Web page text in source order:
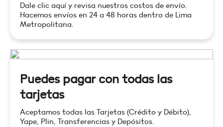
Dale clic aquí y revisa nuestros costos de envío.
Hacemos envíos en 24 a 48 horas dentro de Lima
Metropolitana.
Puedes pagar con todas las
tarjetas
Aceptamos todas las Tarjetas (Crédito y Débito),
Yape, Plin, Transferencias y Depósitos.